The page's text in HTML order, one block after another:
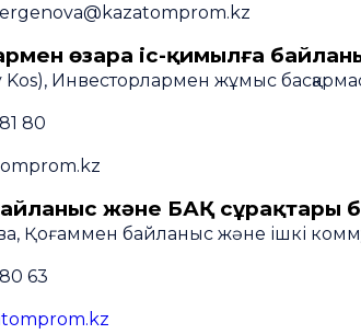
өзара іс-қимылға
Kos), Инвесторлармен жұмыс
80
және БАҚ сұрақтары
Қоғаммен байланыс және ішкі
63